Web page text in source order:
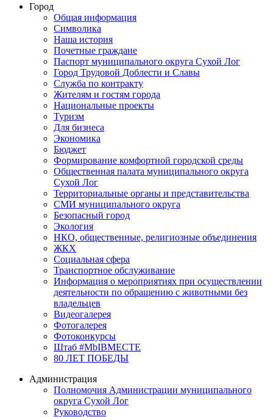
Город
Общая информация
Символика
Наша история
Почетные граждане
Паспорт муниципального округа Сухой Лог
Город Трудовой Доблести и Славы
Служба по контракту
Жителям и гостям города
Национальные проекты
Туризм
Для бизнеса
Экономика
Бюджет
Формирование комфортной городской среды
Общественная палата муниципального округа
Сухой Лог
Территориальные органы и представительства
СМИ муниципального округа
Безопасный город
Экология
НКО, общественные, религиозные объединения
ЖКХ
Социальная сфера
Транспортное обслуживание
Информация о мероприятиях при осуществлении
деятельности по обращению с животными без
владельцев
Видеогалерея
Фотогалерея
Фотоконкурсы
Штаб #MbIBMECTE
80 ЛЕТ ПОБЕДЫ
Администрация
Полномочия Администрации муниципального
округа Сухой Лог
Руководство